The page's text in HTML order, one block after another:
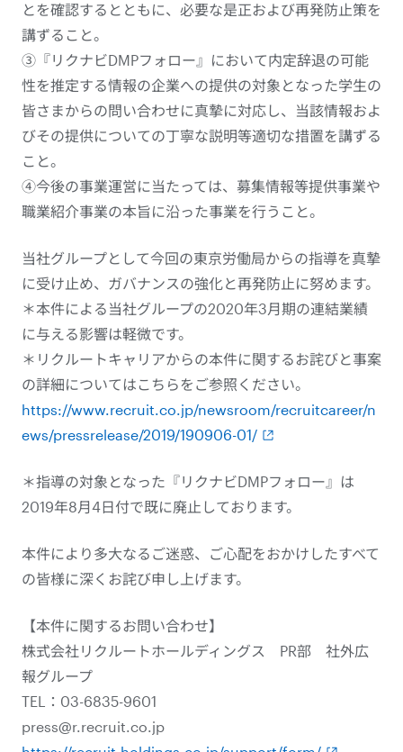
とを確認するとともに、必要な是正および再発防止策を
講ずること。
③『リクナビDMPフォロー』において内定辞退の可能
性を推定する情報の企業への提供の対象となった学生の
皆さまからの問い合わせに真摯に対応し、当該情報およ
びその提供についての丁寧な説明等適切な措置を講ずる
こと。
④今後の事業運営に当たっては、募集情報等提供事業や
職業紹介事業の本旨に沿った事業を行うこと。
当社グループとして今回の東京労働局からの指導を真摯
に受け止め、ガバナンスの強化と再発防止に努めます。
＊本件による当社グループの2020年3月期の連結業績
に与える影響は軽微です。
＊リクルートキャリアからの本件に関するお詫びと事案
の詳細についてはこちらをご参照ください。
https://www.recruit.co.jp/newsroom/recruitcareer/n
ews/pressrelease/2019/190906-01/
＊指導の対象となった『リクナビDMPフォロー』は
2019年8月4日付で既に廃止しております。
本件により多大なるご迷惑、ご心配をおかけしたすべて
の皆様に深くお詫び申し上げます。
【本件に関するお問い合わせ】
株式会社リクルートホールディングス PR部 社外広
報グループ
TEL：03-6835-9601
press@r.recruit.co.jp